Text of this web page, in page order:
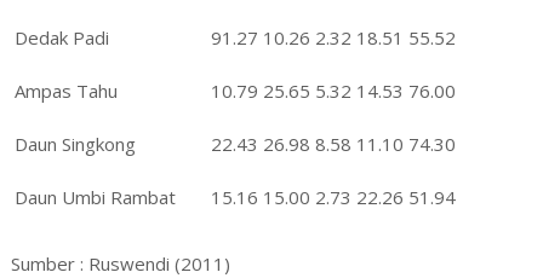
Dedak Padi
Ampas Tahu
Daun Singkong
Daun Umbi Rambat
91.27
10.79
22.43
15.16
10.26
25.65
26.98
15.00
2.32
5.32
8.58
2.73
18.51
14.53
11.10
22.26
55.52
76.00
74.30
51.94
Sumber : Ruswendi (2011)